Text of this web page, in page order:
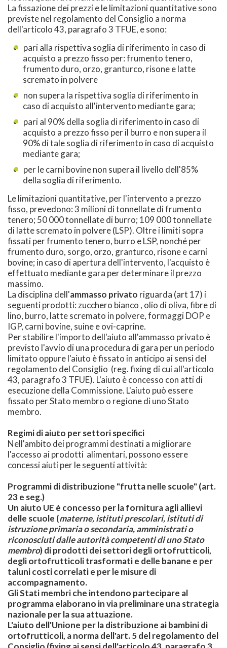
La fissazione dei prezzi e le limitazioni quantitative sono
previste nel regolamento del Consiglio a norma
dell'articolo 43, paragrafo 3 TFUE, e sono:
pari alla rispettiva soglia di riferimento in caso di
acquisto a prezzo fisso per: frumento tenero,
frumento duro, orzo, granturco, risone e latte
scremato in polvere
non supera la rispettiva soglia di riferimento in
caso di acquisto all'intervento mediante gara;
pari al 90% della soglia di riferimento in caso di
acquisto a prezzo fisso per il burro e non supera il
90% di tale soglia di riferimento in caso di acquisto
mediante gara;
per le carni bovine non supera il livello dell'85%
della soglia di riferimento.
Le limitazioni quantitative, per l'intervento a prezzo
fisso, prevedono: 3 milioni di tonnellate di frumento
tenero; 50 000 tonnellate di burro; 109 000 tonnellate
di latte scremato in polvere (LSP). Oltre i limiti sopra
fissati per frumento tenero, burro e LSP, nonché per
frumento duro, sorgo, orzo, granturco, risone e carni
bovine; in caso di apertura dell'intervento, l'acquisto è
effettuato mediante gara per determinare il prezzo
massimo.
La disciplina dell'ammasso privato riguarda (art 17) i
seguenti prodotti: zucchero bianco , olio di oliva, fibre di
lino, burro, latte scremato in polvere, formaggi DOP e
IGP, carni bovine, suine e ovi-caprine.
Per stabilire l'importo dell'aiuto all'ammasso privato è
previsto l'avvio di una procedura di gara per un periodo
limitato oppure l'aiuto è fissato in anticipo ai sensi del
regolamento del Consiglio (reg. fixing di cui all'articolo
43, paragrafo 3 TFUE). L'aiuto è concesso con atti di
esecuzione della Commissione. L'aiuto può essere
fissato per Stato membro o regione di uno Stato
membro.
Regimi di aiuto per settori specifici
Nell'ambito dei programmi destinati a migliorare
l'accesso ai prodotti alimentari, possono essere
concessi aiuti per le seguenti attività:
Programmi di distribuzione "frutta nelle scuole"(art.
23 e seg.)
Un aiuto UE è concesso per la fornitura agli allievi
delle scuole (materne, istituti prescolari, istituti di
istruzione primaria o secondaria, amministrati o
riconosciuti dalle autorità competenti di uno Stato
membro) di prodotti dei settori degli ortofrutticoli,
degli ortofrutticoli trasformati e delle banane e per
taluni costi correlati e per le misure di
accompagnamento.
Gli Stati membri che intendono partecipare al
programma elaborano in via preliminare una strategia
nazionale per la sua attuazione.
L'aiuto dell'Unione per la distribuzione ai bambini di
ortofrutticoli, a norma dell'art. 5 del regolamento del